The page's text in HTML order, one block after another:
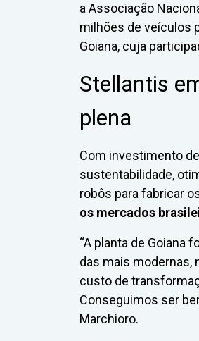
a Associação
milhões de veículos
Goiana, cuja
Stellantis
plena
Com investimento
sustentabilidade,
robôs para fabricar
os mercados
“A planta de Goiana
das mais modernas,
custo de
Conseguimos ser
Marchioro.